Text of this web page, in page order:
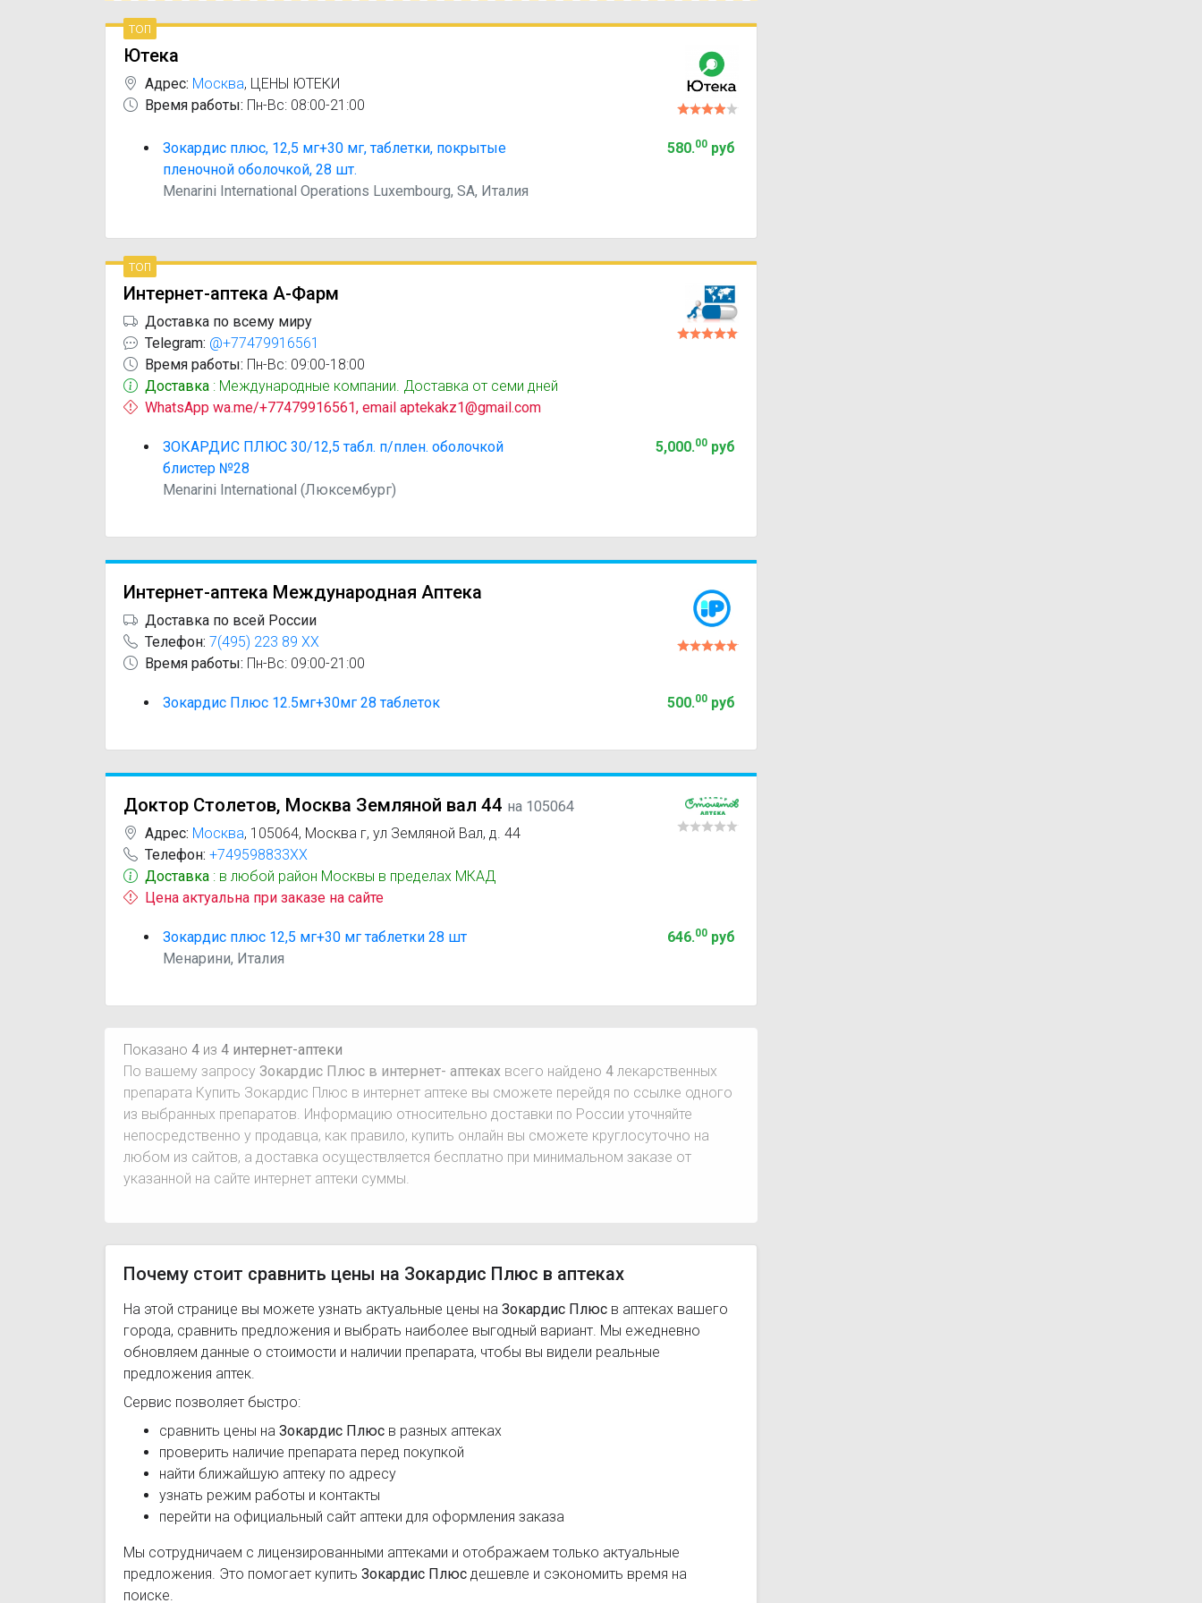
топ
Ютека
Адрес: Москва, ЦЕНЫ ЮТЕКИ
Время работы: Пн-Вс: 08:00-21:00
Зокардис плюс, 12,5 мг+30 мг, таблетки, покрытые
пленочной оболочкой, 28 шт.
Menarini International Operations Luxembourg, SA, Италия
580.00руб
топ
Интернет-аптека А-Фарм
Доставка по всему миру
Telegram: @+77479916561
Время работы: Пн-Вс: 09:00-18:00
Доставка : Международные компании. Доставка от семи дней
WhatsApp wa.me/+77479916561, email aptekakz1@gmail.com
ЗОКАРДИС ПЛЮС 30/12,5 табл. п/плен. оболочкой
блистер №28
Menarini International (Люксембург)
5,000.00руб
Интернет-аптека Международная Аптека
Доставка по всей России
Телефон: 7(495) 223 89 XX
Время работы: Пн-Вс: 09:00-21:00
Зокардис Плюс 12.5мг+30мг 28 таблеток 500.00руб
Доктор Столетов, Москва Земляной вал 44 на 105064
Адрес: Москва, 105064, Москва г, ул Земляной Вал, д. 44
Телефон: +749598833XX
Доставка : в любой район Москвы в пределах МКАД
Цена актуальна при заказе на сайте
Зокардис плюс 12,5 мг+30 мг таблетки 28 шт
Менарини, Италия
646.00руб
Показано 4 из 4 интернет-аптеки
По вашему запросу Зокардис Плюс в интернет- аптеках всего найдено 4 лекарственных
препарата Купить Зокардис Плюс в интернет аптеке вы сможете перейдя по ссылке одного
из выбранных препаратов. Информацию относительно доставки по России уточняйте
непосредственно у продавца, как правило, купить онлайн вы сможете круглосуточно на
любом из сайтов, а доставка осуществляется бесплатно при минимальном заказе от
указанной на сайте интернет аптеки суммы.
Почему стоит сравнить цены на Зокардис Плюс в аптеках
На этой странице вы можете узнать актуальные цены на Зокардис Плюс в аптеках вашего
города, сравнить предложения и выбрать наиболее выгодный вариант. Мы ежедневно
обновляем данные о стоимости и наличии препарата, чтобы вы видели реальные
предложения аптек.
Сервис позволяет быстро:
сравнить цены на Зокардис Плюс в разных аптеках
проверить наличие препарата перед покупкой
найти ближайшую аптеку по адресу
узнать режим работы и контакты
перейти на официальный сайт аптеки для оформления заказа
Мы сотрудничаем с лицензированными аптеками и отображаем только актуальные
предложения. Это помогает купить Зокардис Плюс дешевле и сэкономить время на
поиске.